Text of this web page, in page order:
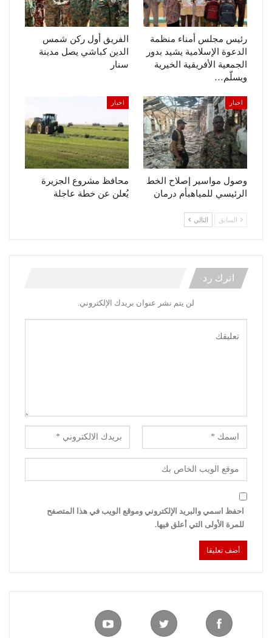
رئيس مجلس أمناء منظمة
الدعوة الإسلامية يشيد بدور
الجمعية الأفريقية الخيرية
ويسلّم…
الفريق أول ركن شمس
الدين كباشي يصل مدينة
سنار
اخبار
وصول مواسير إصلاح الخط
الرئيسي للمياهبأم درمان
اخبار
محافظ مشروع الجزيرة
يُعلن عن خطة عاجلة
السابق التالي
اترك رد
لن يتم نشر عنوان بريدك الإلكتروني.
احفظ اسمي والبريد الإلكتروني وموقع الويب في هذا المتصفح
للمرة الأولى التي أعلق فيها.